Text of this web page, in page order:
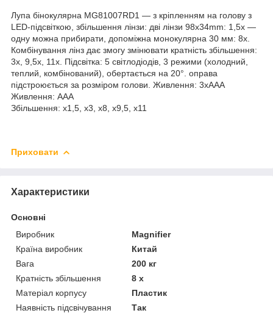
Лупа бінокулярна MG81007RD1 — з кріпленням на голову з
LED-підсвіткою, збільшення лінзи: дві лінзи 98x34mm: 1,5x —
одну можна прибирати, допоміжна монокулярна 30 мм: 8x.
Комбінування лінз дає змогу змінювати кратність збільшення:
3x, 9,5x, 11x. Підсвітка: 5 світлодіодів, 3 режими (холодний,
теплий, комбінований), обертається на 20°. оправа
підстроюється за розміром голови. Живлення: 3xAAA
Живлення: AAA
Збільшення: x1,5, x3, x8, x9,5, x11
Приховати
Характеристики
Основні
Виробник
Magnifier
Країна виробник
Китай
Вага
200 кг
Кратність збільшення
8 х
Матеріал корпусу
Пластик
Наявність підсвічування
Так